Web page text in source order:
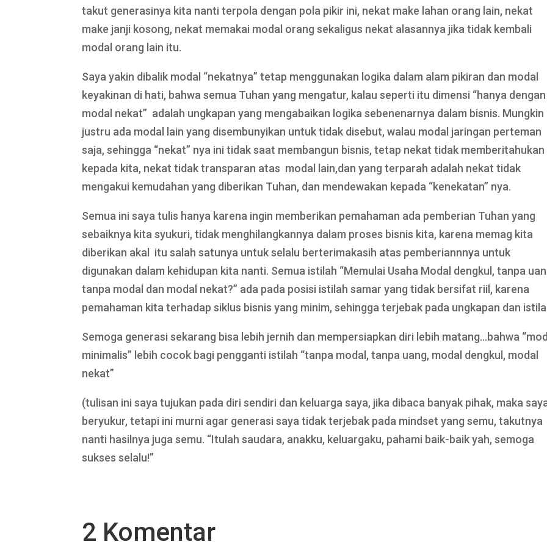
takut generasinya kita nanti terpola dengan pola pikir ini, nekat make lahan orang lain, nekat
make janji kosong, nekat memakai modal orang sekaligus nekat alasannya jika tidak kembali
modal orang lain itu.
Saya yakin dibalik modal “nekatnya” tetap menggunakan logika dalam alam pikiran dan modal
keyakinan di hati, bahwa semua Tuhan yang mengatur, kalau seperti itu dimensi “hanya dengan
modal nekat” adalah ungkapan yang mengabaikan logika sebenenarnya dalam bisnis. Mungkin
justru ada modal lain yang disembunyikan untuk tidak disebut, walau modal jaringan perteman
saja, sehingga “nekat” nya ini tidak saat membangun bisnis, tetap nekat tidak memberitahukan
kepada kita, nekat tidak transparan atas modal lain,dan yang terparah adalah nekat tidak
mengakui kemudahan yang diberikan Tuhan, dan mendewakan kepada “kenekatan” nya.
Semua ini saya tulis hanya karena ingin memberikan pemahaman ada pemberian Tuhan yang
sebaiknya kita syukuri, tidak menghilangkannya dalam proses bisnis kita, karena memag kita
diberikan akal itu salah satunya untuk selalu berterimakasih atas pemberiannnya untuk
digunakan dalam kehidupan kita nanti. Semua istilah “Memulai Usaha Modal dengkul, tanpa
tanpa modal dan modal nekat?” ada pada posisi istilah samar yang tidak bersifat riil, karena
pemahaman kita terhadap siklus bisnis yang minim, sehingga terjebak pada ungkapan dan
Semoga generasi sekarang bisa lebih jernih dan mempersiapkan diri lebih matang…bahwa
minimalis” lebih cocok bagi pengganti istilah “tanpa modal, tanpa uang, modal dengkul, modal
nekat”
(tulisan ini saya tujukan pada diri sendiri dan keluarga saya, jika dibaca banyak pihak, maka
beryukur, tetapi ini murni agar generasi saya tidak terjebak pada mindset yang semu, takutnya
nanti hasilnya juga semu. “Itulah saudara, anakku, keluargaku, pahami baik-baik yah, semoga
sukses selalu!”
2 Komentar